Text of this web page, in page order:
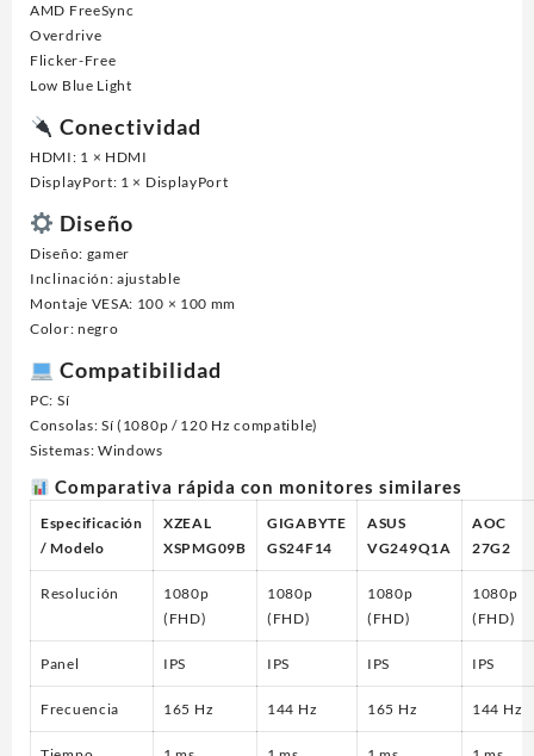
AMD FreeSync
Overdrive
Flicker-Free
Low Blue Light
Conectividad
HDMI: 1 × HDMI
DisplayPort: 1 × DisplayPort
Diseño
Diseño: gamer
Inclinación: ajustable
Montaje VESA: 100 × 100 mm
Color: negro
Compatibilidad
PC: Sí
Consolas: Sí (1080p / 120 Hz compatible)
Sistemas: Windows
Comparativa rápida con monitores similares
Especificación
/ Modelo
XZEAL
XSPMG09B
GIGABYTE
GS24F14
ASUS
VG249Q1A
AOC
27G2
Resolución
1080p
(FHD)
1080p
(FHD)
1080p
(FHD)
1080p
(FHD)
Panel IPS IPS IPS IPS
Frecuencia 165 Hz 144 Hz 165 Hz 144 Hz